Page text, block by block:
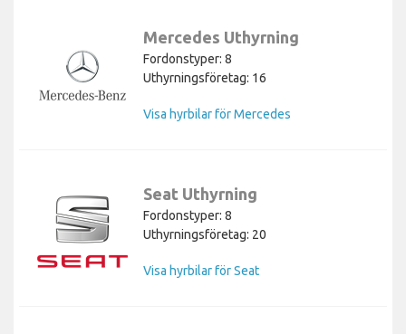
Mercedes Uthyrning
Fordonstyper: 8
Uthyrningsföretag: 16
Visa hyrbilar för Mercedes
Seat Uthyrning
Fordonstyper: 8
Uthyrningsföretag: 20
Visa hyrbilar för Seat